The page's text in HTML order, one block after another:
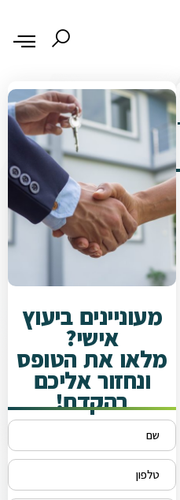
מעוניינים ביעוץ
אישי?
מלאו את הטופס
ונחזור אליכם
בהקדם!